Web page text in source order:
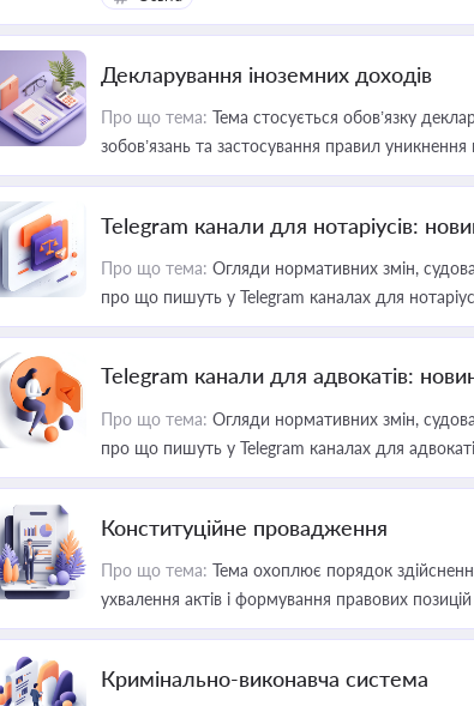
Декларування іноземних доходів
Про що тема: Тема стосується обов’язку
зобов’язань та застосування правил
Telegram канали для нотаріусів:
Про що тема: Огляди нормативних змін,
про що пишуть у Telegram каналах для
Telegram канали для адвокатів:
Про що тема: Огляди нормативних змін,
про що пишуть у Telegram каналах для
Конституційне провадження
Про що тема: Тема охоплює порядок
ухвалення актів і формування правових позицій
Кримінально-виконавча система